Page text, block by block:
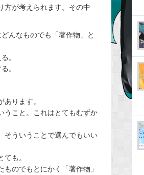
が考えられます。その中
んなものでも「著作物」と
。
。
ります。
うこと。これはとてもむずか
そういうことで選んでもいい
も。
のでもとにかく「著作物」